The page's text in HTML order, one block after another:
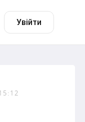
Увійти